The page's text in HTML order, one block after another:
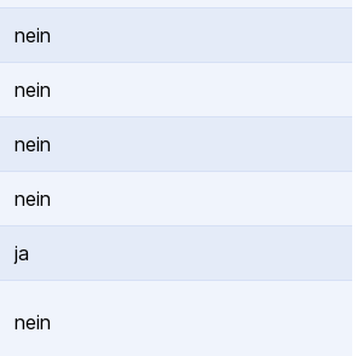
nein
nein
nein
nein
ja
nein